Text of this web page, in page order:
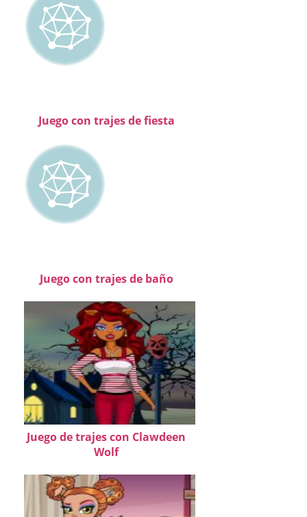
Juego con trajes de fiesta
Juego con trajes de baño
Juego de trajes con Clawdeen
Wolf